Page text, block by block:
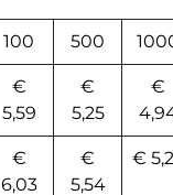
100 500
€
5,59
€
5,25
€
€
6,03
€
5,54
€